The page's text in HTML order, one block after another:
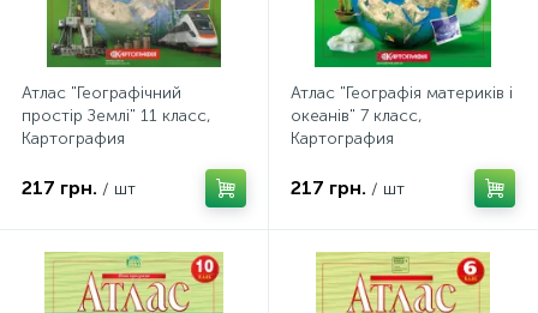
Атлас "Географічний
простір Землі" 11 класс,
Картография
217 грн. / шт
Атлас "Географія материків і
океанів" 7 класс,
Картография
217 грн. / шт